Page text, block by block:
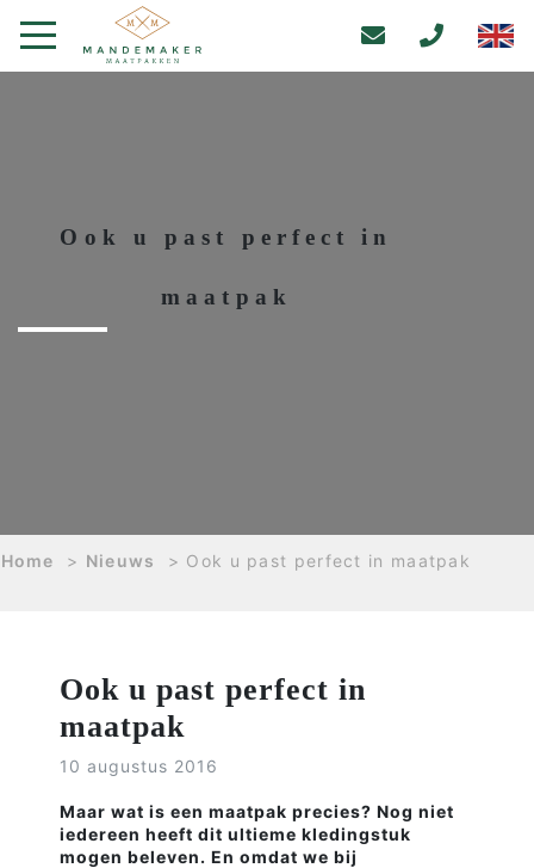
Ook u past perfect in
maatpak
Home > Nieuws > Ook u past perfect in maatpak
Ook u past perfect in
maatpak
10 augustus 2016
Maar wat is een maatpak precies? Nog niet
iedereen heeft dit ultieme kledingstuk
mogen beleven. En omdat we bij